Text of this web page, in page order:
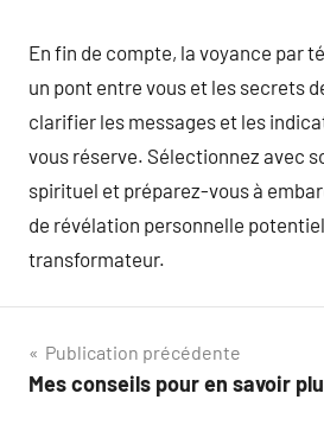
En fin de compte, la voyance par
un pont entre vous et les secrets
clarifier les messages et les
vous réserve. Sélectionnez avec
spirituel et préparez-vous à
de révélation personnelle
transformateur.
Navigation
de
Publication précédente
Mes conseils pour en savoir